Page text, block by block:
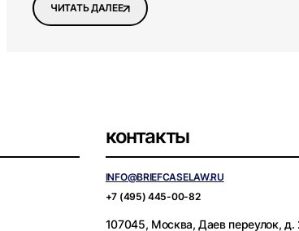
ЧИТАТЬ ДАЛЕЕ
контакты
INFO@BRIEFCASELAW.RU
+7 (495) 445-00-82
107045, Москва, Даев переулок,